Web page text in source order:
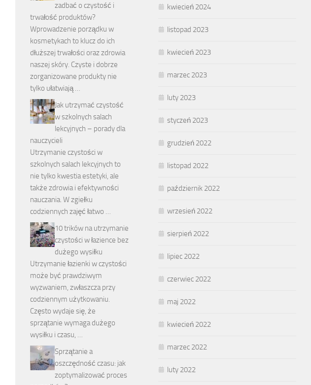
kwiecień 2024
listopad 2023
kwiecień 2023
marzec 2023
luty 2023
styczeń 2023
grudzień 2022
listopad 2022
październik 2022
wrzesień 2022
sierpień 2022
lipiec 2022
czerwiec 2022
maj 2022
kwiecień 2022
marzec 2022
luty 2022
zadbać o czystość i
trwałość produktów?
Wprowadzenie porządku w
kosmetykach to klucz do ich
dłuższej trwałości oraz zdrowia
naszej skóry. Czyste i dobrze
zorganizowane produkty nie
tylko ułatwiają …
Jak utrzymać czystość
w szkolnych salach
lekcyjnych – porady dla
nauczycieli
Utrzymanie czystości w
szkolnych salach lekcyjnych to
nie tylko kwestia estetyki, ale
także zdrowia i efektywności
nauczania. W zgiełku
codziennych zajęć łatwo …
10 trików na utrzymanie
czystości w łazience bez
dużego wysiłku
Utrzymanie łazienki w czystości
może być prawdziwym
wyzwaniem, zwłaszcza przy
codziennym użytkowaniu.
Często wydaje się, że
sprzątanie wymaga dużego
wysiłku i czasu, …
Sprzątanie a
oszczędność czasu: jak
zoptymalizować proces